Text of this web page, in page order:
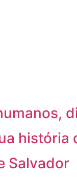
história
Salvador